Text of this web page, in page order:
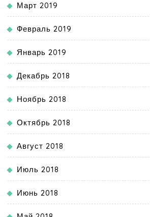
Март 2019
Февраль 2019
Январь 2019
Декабрь 2018
Ноябрь 2018
Октябрь 2018
Август 2018
Июль 2018
Июнь 2018